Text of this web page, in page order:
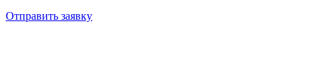
Отправить заявку